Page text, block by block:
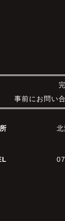
事前にお問い